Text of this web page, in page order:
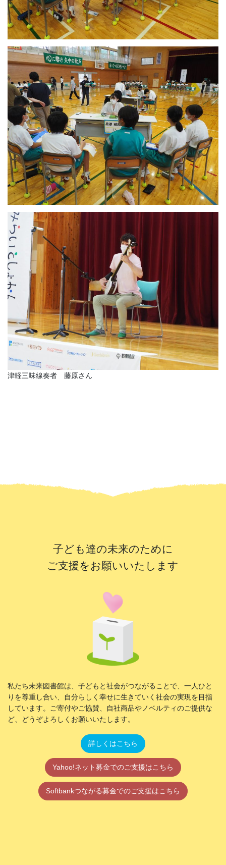
津軽三味線奏者 藤原さん
子ども達の未来のために
ご支援をお願いいたします
私たち未来図書館は、子どもと社会がつながることで、一人ひと
りを尊重し合い、自分らしく幸せに生きていく社会の実現を目指
しています。ご寄付やご協賛、自社商品やノベルティのご提供な
ど、どうぞよろしくお願いいたします。
詳しくはこちら
Yahoo!ネット募金でのご支援はこちら
Softbankつながる募金でのご支援はこちら